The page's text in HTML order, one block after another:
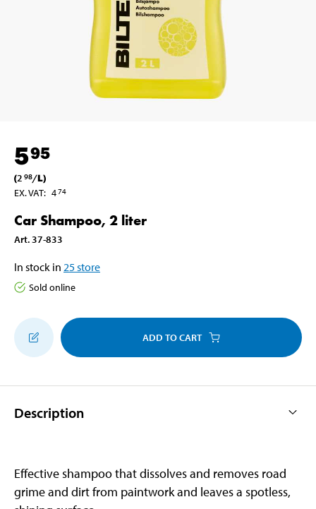
595
(2 98/L)
EX. VAT: 474
Car Shampoo, 2 liter
Art. 37-833
In stock in 25store
Sold online
ADD TO CART
Description
Effective shampoo that dissolves and removes road
grime and dirt from paintwork and leaves a spotless,